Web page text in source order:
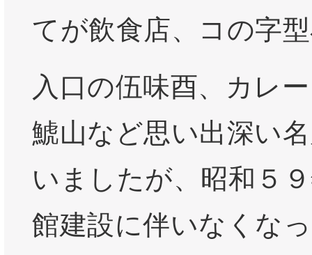
てが飲食店、コの字
入口の伍味酉、カレ
鯱山など思い出深い
いましたが、昭和５
館建設に伴いなくな